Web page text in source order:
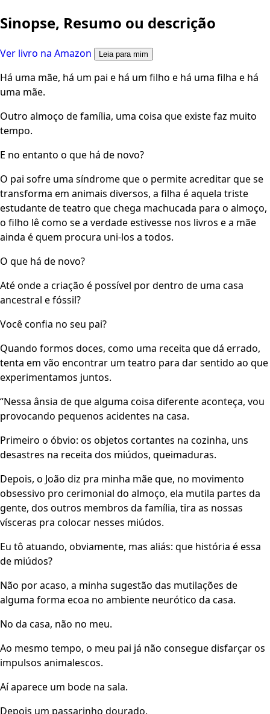
Sinopse, Resumo ou descrição
Ver livro na Amazon Leia para mim
Há uma mãe, há um pai e há um filho e há uma filha e há
uma mãe.
Outro almoço de família, uma coisa que existe faz muito
tempo.
E no entanto o que há de novo?
O pai sofre uma síndrome que o permite acreditar que se
transforma em animais diversos, a filha é aquela triste
estudante de teatro que chega machucada para o almoço,
o filho lê como se a verdade estivesse nos livros e a mãe
ainda é quem procura uni-los a todos.
O que há de novo?
Até onde a criação é possível por dentro de uma casa
ancestral e fóssil?
Você confia no seu pai?
Quando formos doces, como uma receita que dá errado,
tenta em vão encontrar um teatro para dar sentido ao que
experimentamos juntos.
“Nessa ânsia de que alguma coisa diferente aconteça, vou
provocando pequenos acidentes na casa.
Primeiro o óbvio: os objetos cortantes na cozinha, uns
desastres na receita dos miúdos, queimaduras.
Depois, o João diz pra minha mãe que, no movimento
obsessivo pro cerimonial do almoço, ela mutila partes da
gente, dos outros membros da família, tira as nossas
vísceras pra colocar nesses miúdos.
Eu tô atuando, obviamente, mas aliás: que história é essa
de miúdos?
Não por acaso, a minha sugestão das mutilações de
alguma forma ecoa no ambiente neurótico da casa.
No da casa, não no meu.
Ao mesmo tempo, o meu pai já não consegue disfarçar os
impulsos animalescos.
Aí aparece um bode na sala.
Depois um passarinho dourado.